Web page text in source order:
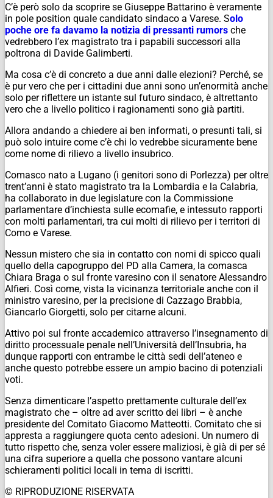
C’è però solo da scoprire se Giuseppe Battarino è veramente
in pole position quale candidato sindaco a Varese. Solo
poche ore fa davamo la notizia di pressanti rumors che
vedrebbero l’ex magistrato tra i papabili successori alla
poltrona di Davide Galimberti.
Ma cosa c’è di concreto a due anni dalle elezioni? Perché, se
è pur vero che per i cittadini due anni sono un’enormità anche
solo per riflettere un istante sul futuro sindaco, è altrettanto
vero che a livello politico i ragionamenti sono già partiti.
Allora andando a chiedere ai ben informati, o presunti tali, si
può solo intuire come c’è chi lo vedrebbe sicuramente bene
come nome di rilievo a livello insubrico.
Comasco nato a Lugano (i genitori sono di Porlezza) per oltre
trent’anni è stato magistrato tra la Lombardia e la Calabria,
ha collaborato in due legislature con la Commissione
parlamentare d’inchiesta sulle ecomafie, e intessuto rapporti
con molti parlamentari, tra cui molti di rilievo per i territori di
Como e Varese.
Nessun mistero che sia in contatto con nomi di spicco quali
quello della capogruppo del PD alla Camera, la comasca
Chiara Braga o sul fronte varesino con il senatore Alessandro
Alfieri. Così come, vista la vicinanza territoriale anche con il
ministro varesino, per la precisione di Cazzago Brabbia,
Giancarlo Giorgetti, solo per citarne alcuni.
Attivo poi sul fronte accademico attraverso l’insegnamento di
diritto processuale penale nell’Università dell’Insubria, ha
dunque rapporti con entrambe le città sedi dell’ateneo e
anche questo potrebbe essere un ampio bacino di potenziali
voti.
Senza dimenticare l’aspetto prettamente culturale dell’ex
magistrato che – oltre ad aver scritto dei libri – è anche
presidente del Comitato Giacomo Matteotti. Comitato che si
appresta a raggiungere quota cento adesioni. Un numero di
tutto rispetto che, senza voler essere maliziosi, è già di per sé
una cifra superiore a quella che possono vantare alcuni
schieramenti politici locali in tema di iscritti.
© RIPRODUZIONE RISERVATA